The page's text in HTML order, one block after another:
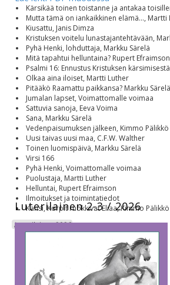
Kärsikää toinen toistanne ja antakaa
Mutta tämä on iankaikkinen elämä..., Martti
Kiusattu, Janis Dimza
Kristuksen voitelu lunastajantehtävään,
Pyhä Henki, lohduttaja, Markku Särelä
Mitä tapahtui helluntaina? Rupert Efraimson
Psalmi 16: Ennustus Kristuksen
Olkaa aina iloiset, Martti Luther
Pitääkö Raamattu paikkansa? Markku Särelä
Jumalan lapset, Voimattomalle voimaa
Sattuvia sanoja, Eeva Voima
Sana, Markku Särelä
Vedenpaisumuksen jälkeen, Kimmo Pälikkö
Uusi taivas uusi maa, C.F.W. Walther
Toinen luomispäivä, Markku Särelä
Virsi 166
Pyhä Henki, Voimattomalle voimaa
Puolustaja, Martti Luther
Helluntai, Rupert Efraimson
Ilmoitukset ja toimintatiedot
Kansi, Korpit ruokkivat Eliaa, Kimmo Pälikkö
Luterilainen 2026
Luterilainen 2-3 / 2026